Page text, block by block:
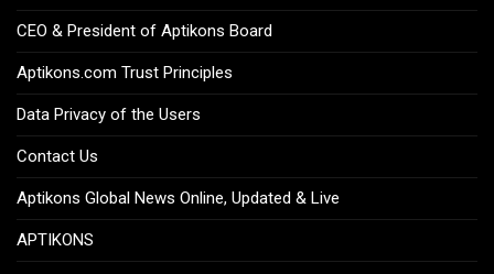
CEO & President of Aptikons Board
Aptikons.com Trust Principles
Data Privacy of the Users
Contact Us
Aptikons Global News Online, Updated & Live
APTIKONS